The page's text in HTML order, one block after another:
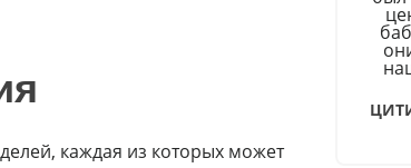
каждая из которых может